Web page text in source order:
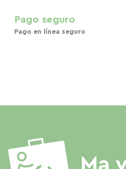
Pago seguro
Pago en línea seguro